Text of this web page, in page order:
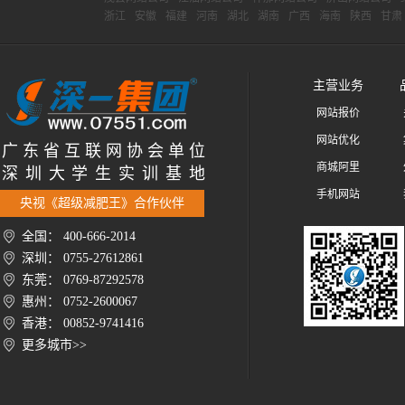
浙江
安徽 福建 河南 湖北 湖南 广西 海南 陕西 甘肃
广 东 省 互 联 网 协 会 单 位
深 圳 大 学 生 实 训 基 地
央视《超级减肥王》合作伙伴
全国： 400-666-2014
深圳： 0755-27612861
东莞： 0769-87292578
惠州： 0752-2600067
香港： 00852-9741416
更多城市>>
主营业务
网站报价
网站优化
商城阿里
手机网站